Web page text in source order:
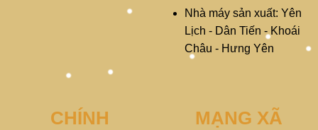
Nhà máy sản xuất: Yên
Lịch - Dân Tiến - Khoái
Châu - Hưng Yên
CHÍNH
MẠNG XÃ